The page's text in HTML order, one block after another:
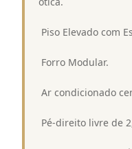
 Piso Elevado com
 Forro Modular.
 Ar condicionado
 Pé-direito livre de